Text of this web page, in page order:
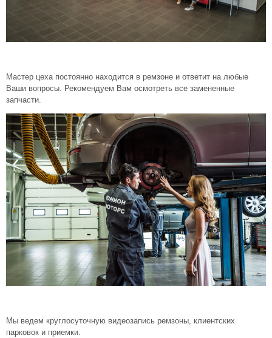
Мастер цеха постоянно находится в ремзоне и ответит на любые
Ваши вопросы. Рекомендуем Вам осмотреть все замененные
запчасти.
Мы ведем круглосуточную видеозапись ремзоны, клиентских
парковок и приемки.